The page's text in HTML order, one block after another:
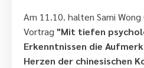
Am 11.10. halten Sami
Vortrag "Mit tiefen
Erkenntnissen die
Herzen der chinesischen